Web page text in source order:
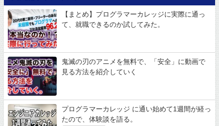
【まとめ】プログラマーカレッジに実際に通っ
て、就職できるのか試してみた。
鬼滅の刃のアニメを無料で、「安全」に動画で
見る方法を紹介していく
プログラマーカレッジ に通い始めて1週間が経っ
たので、体験談を語る。